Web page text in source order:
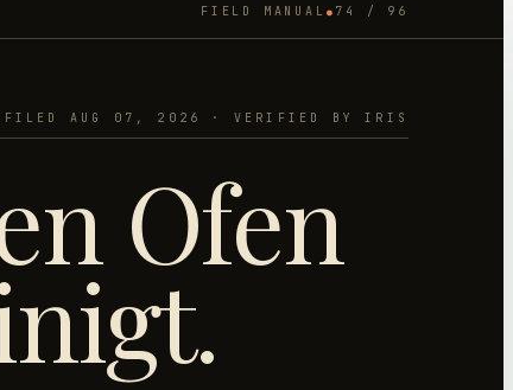
FIELD MANUAL ● 74 / 96
FILED AUG 07, 2026 · VERIFIED BY IRIS
Ofen
.